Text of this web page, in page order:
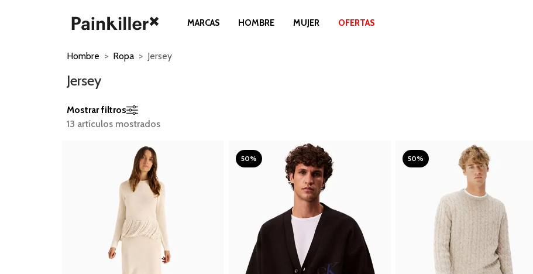
MARCAS HOMBRE MUJER OFERTAS
Hombre Ropa Jersey
Jersey
Mostrar filtros
13 artículos mostrados
50% 50%